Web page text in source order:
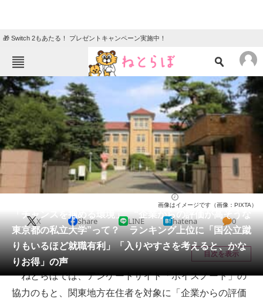
🎁 Switch 2もあたる！ プレゼントキャンペーン実施中！
ねとらぼメニュー
TOP
エンタメ クイズ
グルメ 地域
教育・育児
リサーチ
メディア
注目記事を集めた総合ページ
ITの今と未来を見通す
「チャンスを掴める環境」 “企業からの評価が高そうな
東京都の私立大学”って？ ランキング上位に「国公立蹴
りもいるほど就職有利」「入りやすさを考えると、かな
りお得」の声
画像はイメージです（画像：PIXTA）
X Share LINE hatena 0
目次を表示
ねとらぼでは、アンケートサイト「ボイスノート」の
協力のもと、関東地方在住者を対象に「企業からの評価